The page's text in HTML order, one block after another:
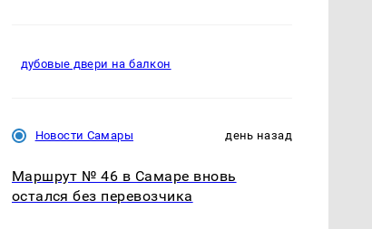
дубовые двери на балкон
Новости Самары день назад
Маршрут № 46 в Самаре вновь
остался без перевозчика